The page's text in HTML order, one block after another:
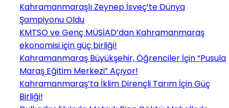
Kahramanmaraşlı Zeynep İsveç’te Dünya
Şampiyonu Oldu
KMTSO ve Genç MÜSİAD’dan Kahramanmaraş
ekonomisi için güç birliği!
Kahramanmaraş Büyükşehir, Öğrenciler İçin “Pusula
Maraş Eğitim Merkezi” Açıyor!
Kahramanmaraş’ta İklim Dirençli Tarım İçin Güç
Birliği!